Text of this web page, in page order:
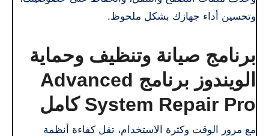
وتحسين أداء جهازك بشكل ملحوظ.
برنامج صيانة وتنظيف وحماية
الويندوز برنامج Advanced
System Repair Pro كامل
مع مرور الوقت وكثرة الاستخدام، تقل كفاءة أنظمة